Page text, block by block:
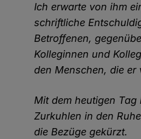
Ich erwarte von ihm
schriftliche
Betroffenen,
Kolleginnen und
den Menschen, die er
Mit dem heutigen
Zurkuhlen in den
die Bezüge gekürzt.